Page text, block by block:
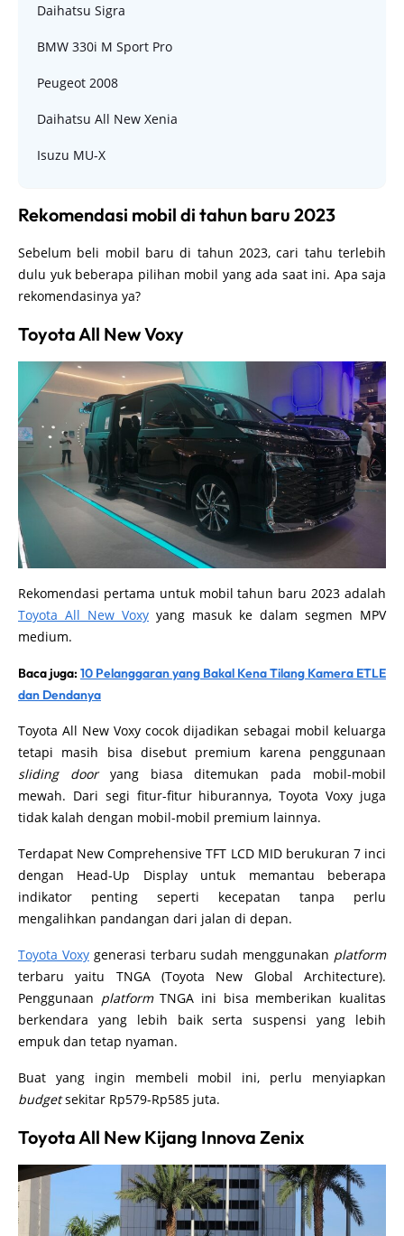
Daihatsu Sigra
BMW 330i M Sport Pro
Peugeot 2008
Daihatsu All New Xenia
Isuzu MU-X
Rekomendasi mobil di tahun baru 2023
Sebelum beli mobil baru di tahun 2023, cari tahu terlebih
dulu yuk beberapa pilihan mobil yang ada saat ini. Apa saja
rekomendasinya ya?
Toyota All New Voxy
Rekomendasi pertama untuk mobil tahun baru 2023 adalah
Toyota All New Voxy yang masuk ke dalam segmen MPV
medium.
Baca juga: 10 Pelanggaran yang Bakal Kena Tilang Kamera ETLE
dan Dendanya
Toyota All New Voxy cocok dijadikan sebagai mobil keluarga
tetapi masih bisa disebut premium karena penggunaan
sliding dooryang biasa ditemukan pada mobil-mobil
mewah. Dari segi fitur-fitur hiburannya, Toyota Voxy juga
tidak kalah dengan mobil-mobil premium lainnya.
Terdapat New Comprehensive TFT LCD MID berukuran 7 inci
dengan Head-Up Display untuk memantau beberapa
indikator penting seperti kecepatan tanpa perlu
mengalihkan pandangan dari jalan di depan.
Toyota Voxygenerasi terbaru sudah menggunakan platform
terbaru yaitu TNGA (Toyota New Global Architecture).
Penggunaan platformTNGA ini bisa memberikan kualitas
berkendara yang lebih baik serta suspensi yang lebih
empuk dan tetap nyaman.
Buat yang ingin membeli mobil ini, perlu menyiapkan
budgetsekitar Rp579-Rp585 juta.
Toyota All New Kijang Innova Zenix